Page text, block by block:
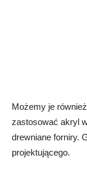
Możemy je
zastosować akryl
drewniane forniry.
projektującego.